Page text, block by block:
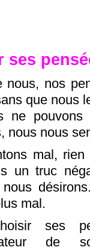
ses
nous, nos
que nous
ne
nous nous
mal,
un truc
mal.
ses
de